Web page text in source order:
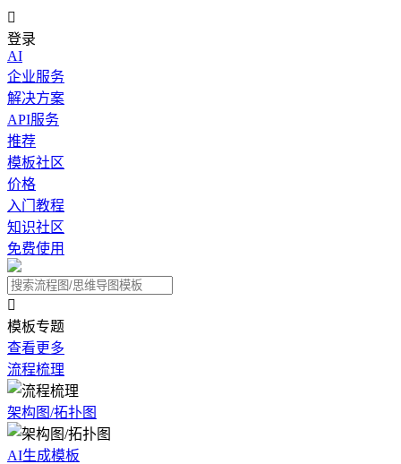

登录
AI
企业服务
解决方案
API服务
推荐
模板社区
价格
入门教程
知识社区
免费使用

模板专题
查看更多
流程梳理
架构图/拓扑图
AI生成模板